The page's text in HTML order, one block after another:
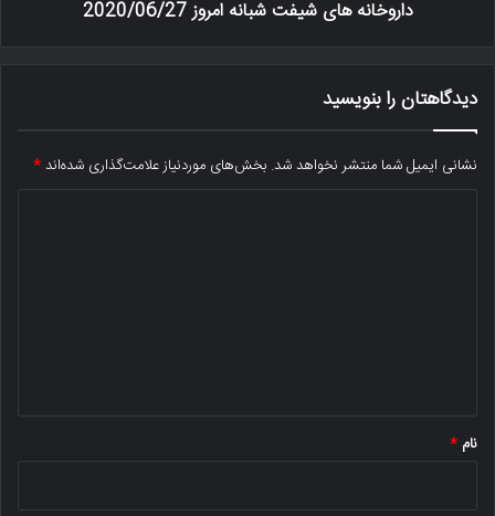
داروخانه های شیفت شبانه امروز 2020/06/27
دیدگاهتان را بنویسید
نشانی ایمیل شما منتشر نخواهد شد. بخش‌های موردنیاز علامت‌گذاری شده‌اند*
نام *